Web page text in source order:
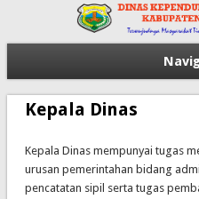
Kepala Dinas
Kepala Dinas mempunyai tugas
urusan pemerintahan bidang
pencatatan sipil serta tugas